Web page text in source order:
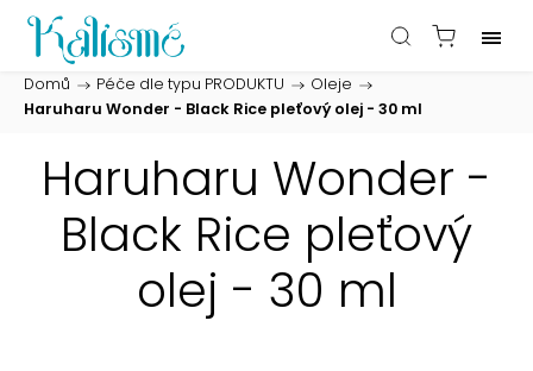
Domů / Péče dle typu PRODUKTU / Oleje /
Haruharu Wonder - Black Rice pleťový olej - 30 ml
Haruharu Wonder -
Black Rice pleťový
olej - 30 ml